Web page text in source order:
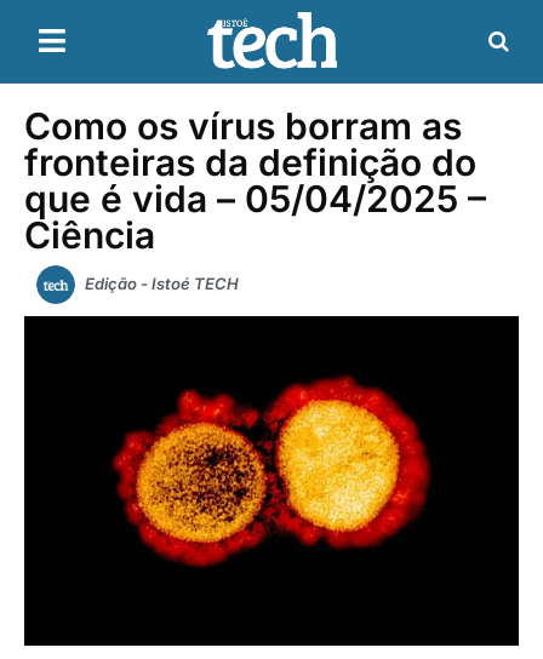
Como os vírus borram as
fronteiras da definição do
que é vida – 05/04/2025 –
Ciência
Edição - Istoé TECH